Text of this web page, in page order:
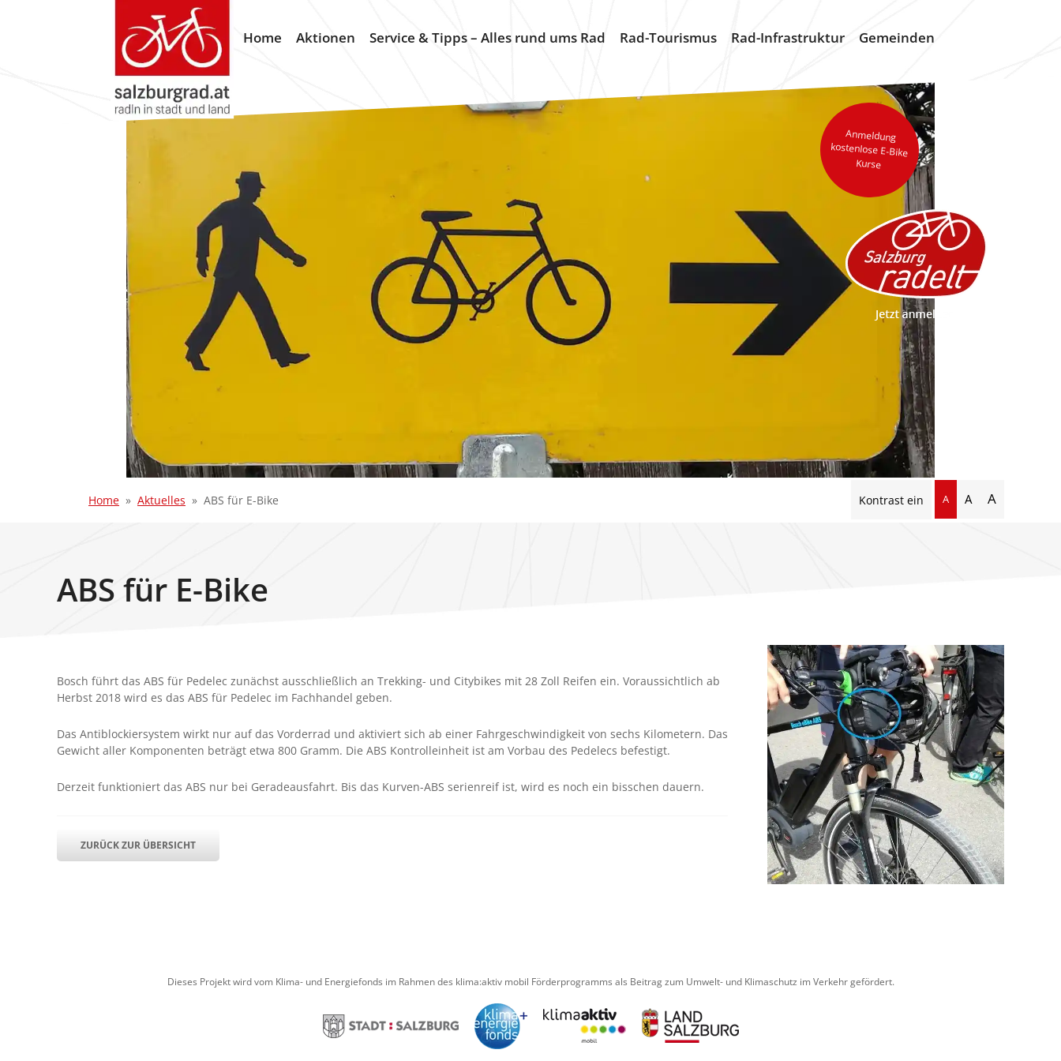
Home Aktionen Service & Tipps – Alles rund ums Rad Rad-Tourismus Rad-Infrastruktur Gemeinden
Anmeldung
kostenlose E-Bike
Kurse
Home Aktuelles ABS für E-Bike Kontrast ein A A A
ABS für E-Bike
Bosch führt das ABS für Pedelec zunächst ausschließlich an Trekking- und Citybikes mit 28 Zoll Reifen ein. Voraussichtlich ab
Herbst 2018 wird es das ABS für Pedelec im Fachhandel geben.
Das Antiblockiersystem wirkt nur auf das Vorderrad und aktiviert sich ab einer Fahrgeschwindigkeit von sechs Kilometern. Das
Gewicht aller Komponenten beträgt etwa 800 Gramm. Die ABS Kontrolleinheit ist am Vorbau des Pedelecs befestigt.
Derzeit funktioniert das ABS nur bei Geradeausfahrt. Bis das Kurven-ABS serienreif ist, wird es noch ein bisschen dauern.
ZURÜCK ZUR ÜBERSICHT
Dieses Projekt wird vom Klima- und Energiefonds im Rahmen des klima:aktiv mobil Förderprogramms als Beitrag zum Umwelt- und Klimaschutz im Verkehr gefördert.